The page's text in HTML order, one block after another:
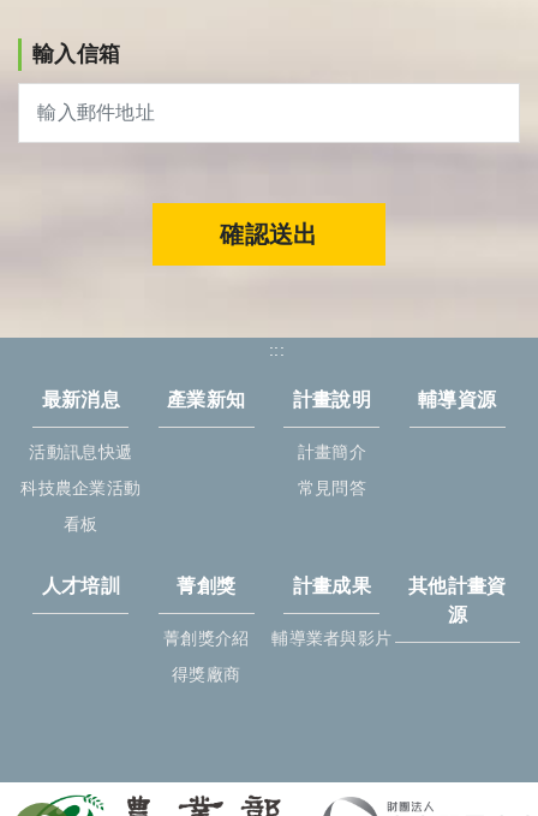
輸入信箱
確認送出
:::
最新消息
活動訊息快遞
科技農企業活動
看板
產業新知 計畫說明
計畫簡介
常見問答
輔導資源
人才培訓 菁創獎
菁創獎介紹
得獎廠商
計畫成果
輔導業者與影片
其他計畫資
源